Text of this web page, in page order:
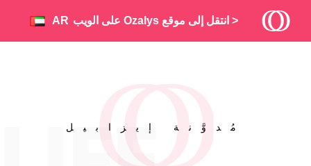
< انتقل إلى موقع Ozalys على الويب
FR
AR
مُدوَّنة إيزابيل